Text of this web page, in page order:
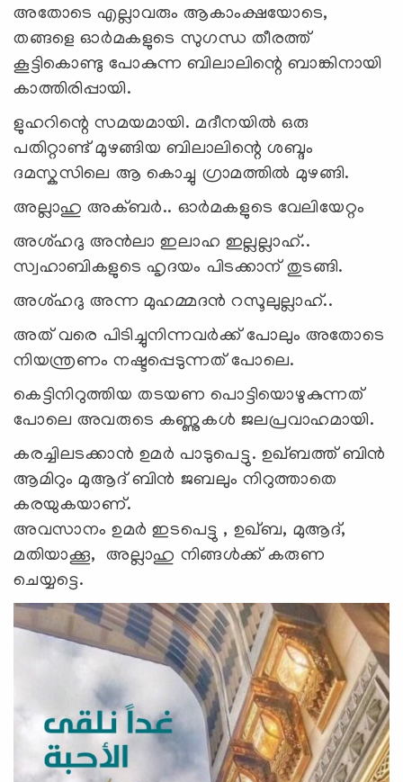
അതോടെ എല്ലാവരും ആകാംക്ഷയോടെ,
തങ്ങളെ ഓർമകളുടെ സുഗന്ധ തീരത്ത്
കൂട്ടികൊണ്ടു പോകുന്ന ബിലാലിന്റെ ബാങ്കിനായി
കാത്തിരിപ്പായി.
ളുഹറിന്റെ സമയമായി. മദീനയിൽ ഒരു
പതിറ്റാണ്ട് മുഴങ്ങിയ ബിലാലിന്റെ ശബ്ദം
ദമസ്കസിലെ ആ കൊച്ചു ഗ്രാമത്തിൽ മുഴങ്ങി.
അല്ലാഹു അക്ബർ.. ഓർമകളുടെ വേലിയേറ്റം
അശ്ഹദു അൻലാ ഇലാഹ ഇല്ലല്ലാഹ്..
സ്വഹാബികളുടെ ഹൃദയം പിടക്കാന് തുടങ്ങി.
അശ്ഹദു അന്ന മുഹമ്മദൻ റസൂലുല്ലാഹ്..
അത് വരെ പിടിച്ചുനിന്നവർക്ക് പോലും അതോടെ
നിയന്ത്രണം നഷ്ടപ്പെടുന്നത് പോലെ.
കെട്ടിനിറുത്തിയ തടയണ പൊട്ടിയൊഴുകുന്നത്
പോലെ അവരുടെ കണ്ണുകൾ ജലപ്രവാഹമായി.
കരച്ചിലടക്കാൻ ഉമർ പാടുപെട്ടു. ഉഖ്ബത്ത് ബിൻ
ആമിറും മുആദ് ബിൻ ജബലും നിറുത്താതെ
കരയുകയാണ്.
അവസാനം ഉമർ ഇടപെട്ടു , ഉഖ്ബ, മുആദ്,
മതിയാക്കൂ, അല്ലാഹു നിങ്ങൾക്ക് കരുണ
ചെയ്യട്ടെ.